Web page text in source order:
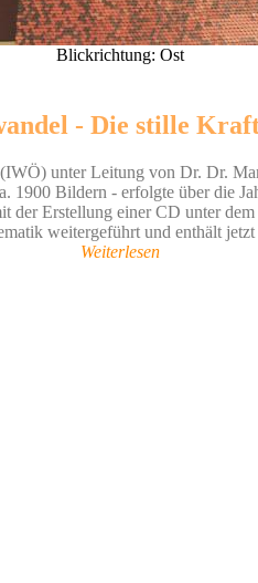
Blickrichtung: Ost
- Die stille
unter Leitung von Dr. Dr.
1900 Bildern - erfolgte über die
der Erstellung einer CD unter
weitergeführt und enthält
Weiterlesen